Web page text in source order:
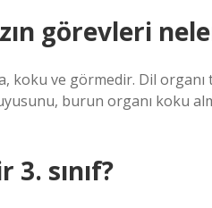
görevleri
koku ve görmedir. Dil
burun organı koku
sınıf?